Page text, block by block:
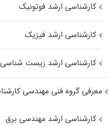
کارشناسی ارشد فوتونیک
کارشناسی ارشد فیزیک
کارشناسی ارشد زیست‌
معرفی گروه فنی مهندسی
کارشناسی ارشد مهندسی برق